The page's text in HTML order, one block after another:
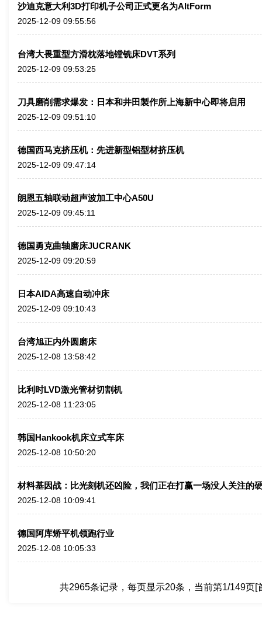
沙迪克意大利3D打印机子公司正式更名为AltForm
2025-12-09 09:55:56
台湾大畏重型方滑枕落地镗铣床DVT系列
2025-12-09 09:53:25
刀具磨削需求爆发：日本和井田製作所上海新中心即将启用
2025-12-09 09:51:10
德国西马克挤压机：先进新型铝型材挤压机
2025-12-09 09:47:14
朗恩五轴联动超声波加工中心A50U
2025-12-09 09:45:11
德国勇克曲轴磨床JUCRANK
2025-12-09 09:20:59
日本AIDA高速自动冲床
2025-12-09 09:10:43
台湾旭正内外圆磨床
2025-12-08 13:58:42
比利时LVD激光管材切割机
2025-12-08 11:23:05
韩国Hankook机床立式车床
2025-12-08 10:50:20
材料基因战：比光刻机还凶险，我们正在打赢一场没人关注的
2025-12-08 10:09:41
德国阿库矫平机领跑行业
2025-12-08 10:05:33
共2965条记录，每页显示20条，当前第1/149页[